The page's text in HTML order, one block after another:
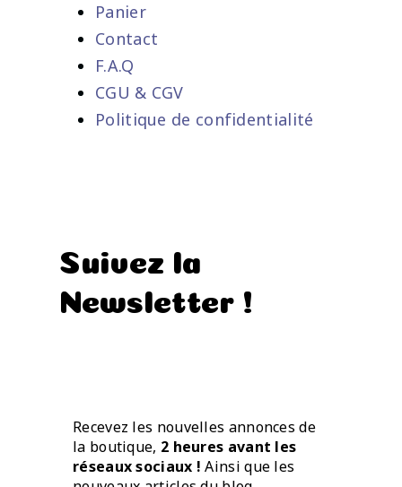
Panier
Contact
F.A.Q
CGU & CGV
Politique de confidentialité
Suivez la
Newsletter !
Recevez les nouvelles annonces de
la boutique, 2 heures avant les
réseaux sociaux ! Ainsi que les